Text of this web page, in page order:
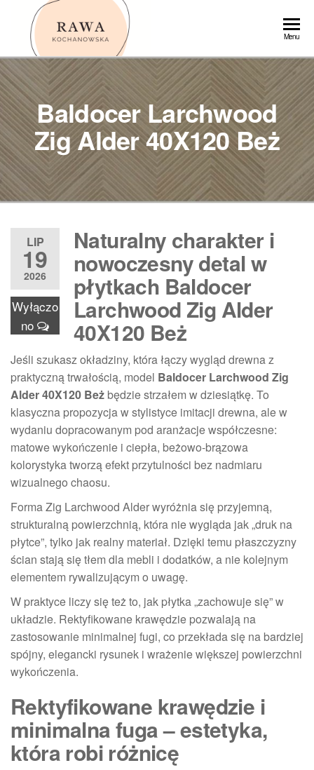
Przejdź
Menu
Baldocer Larchwood
Zig Alder 40X120 Beż
LIP
19
2026
Wyłączo
no
Naturalny charakter i
nowoczesny detal w
płytkach Baldocer
Larchwood Zig Alder
40X120 Beż
Jeśli szukasz okładziny, która łączy wygląd drewna z
praktyczną trwałością, model Baldocer Larchwood Zig
Alder 40X120 Beż będzie strzałem w dziesiątkę. To
klasyczna propozycja w stylistyce imitacji drewna, ale w
wydaniu dopracowanym pod aranżacje współczesne:
matowe wykończenie i ciepła, beżowo-brązowa
kolorystyka tworzą efekt przytulności bez nadmiaru
wizualnego chaosu.
Forma Zig Larchwood Alder wyróżnia się przyjemną,
strukturalną powierzchnią, która nie wygląda jak „druk na
płytce”, tylko jak realny materiał. Dzięki temu płaszczyzny
ścian stają się tłem dla mebli i dodatków, a nie kolejnym
elementem rywalizującym o uwagę.
W praktyce liczy się też to, jak płytka „zachowuje się” w
układzie. Rektyfikowane krawędzie pozwalają na
zastosowanie minimalnej fugi, co przekłada się na bardziej
spójny, elegancki rysunek i wrażenie większej powierzchni
wykończenia.
Rektyfikowane krawędzie i
minimalna fuga – estetyka,
która robi różnicę